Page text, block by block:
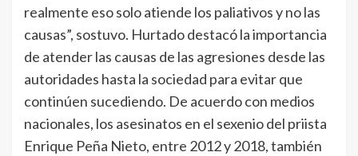
realmente eso solo atiende los paliativos y no las
causas”, sostuvo. Hurtado destacó la importancia
de atender las causas de las agresiones desde las
autoridades hasta la sociedad para evitar que
continúen sucediendo. De acuerdo con medios
nacionales, los asesinatos en el sexenio del priista
Enrique Peña Nieto, entre 2012 y 2018, también